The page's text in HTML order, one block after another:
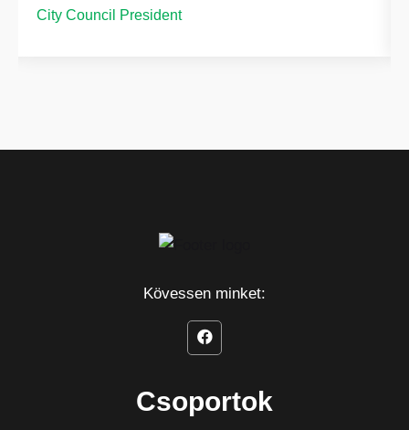
City Council President
Kövessen minket:
Csoportok